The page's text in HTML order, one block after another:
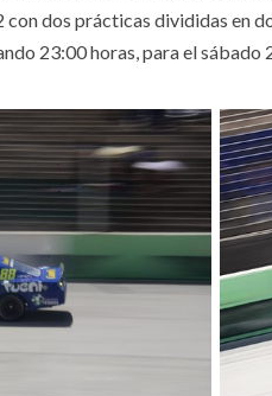
con dos prácticas divididas en
23:00 horas, para el